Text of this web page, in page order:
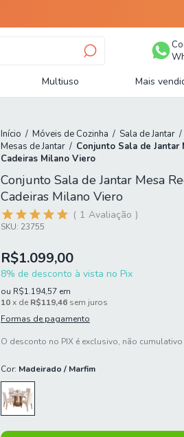
Multiuso Mais
Início / Móveis de Cozinha / Sala de Jantar /
Mesas de Jantar / Conjunto Sala de Jantar
Cadeiras Milano Viero
Conjunto Sala de Jantar Mesa
Cadeiras Milano Viero
1 Avaliação
SKU: 23755
R$1.099,00
8% de desconto à vista no Pix
ou R$1.194,57 em
10x de R$119,46 sem juros
Formas de pagamento
O desconto no PIX é exclusivo, não
Cor: Madeirado / Marfim